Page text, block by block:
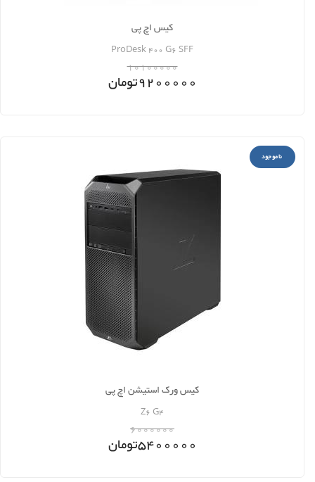
کیس اچ پی
ProDesk 400 G6 SFF
10100000
9200000تومان
ناموجود
کیس ورک استیشن اچ پی
Z6 G4
6000000
5400000تومان